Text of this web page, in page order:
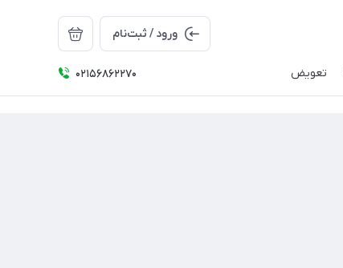
ورود / ثبت‌نام
تعویض
02156862270